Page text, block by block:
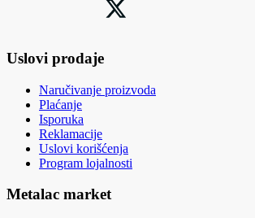
Uslovi prodaje
Naručivanje proizvoda
Plaćanje
Isporuka
Reklamacije
Uslovi korišćenja
Program lojalnosti
Metalac market